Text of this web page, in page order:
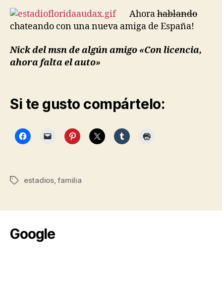
Ahorahablando
chateando con una nueva amiga de España!
Nick del msn de algún amigo «Con licencia,
ahora falta el auto»
Si te gusto compártelo:
Etiquetas
estadios,familia
Google